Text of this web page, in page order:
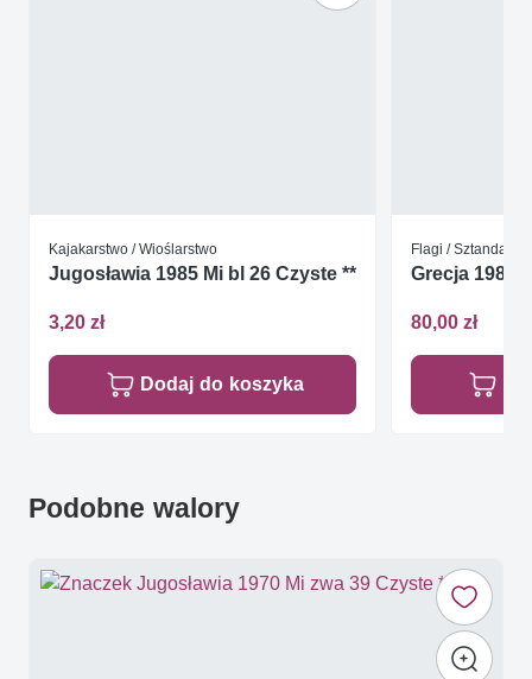
Kajakarstwo / Wioślarstwo
Jugosławia 1985 Mi bl 26 Czyste **
3,20 zł
Dodaj do koszyka
Flagi / Sztandary
Grecja 1988
80,00 zł
Podobne walory